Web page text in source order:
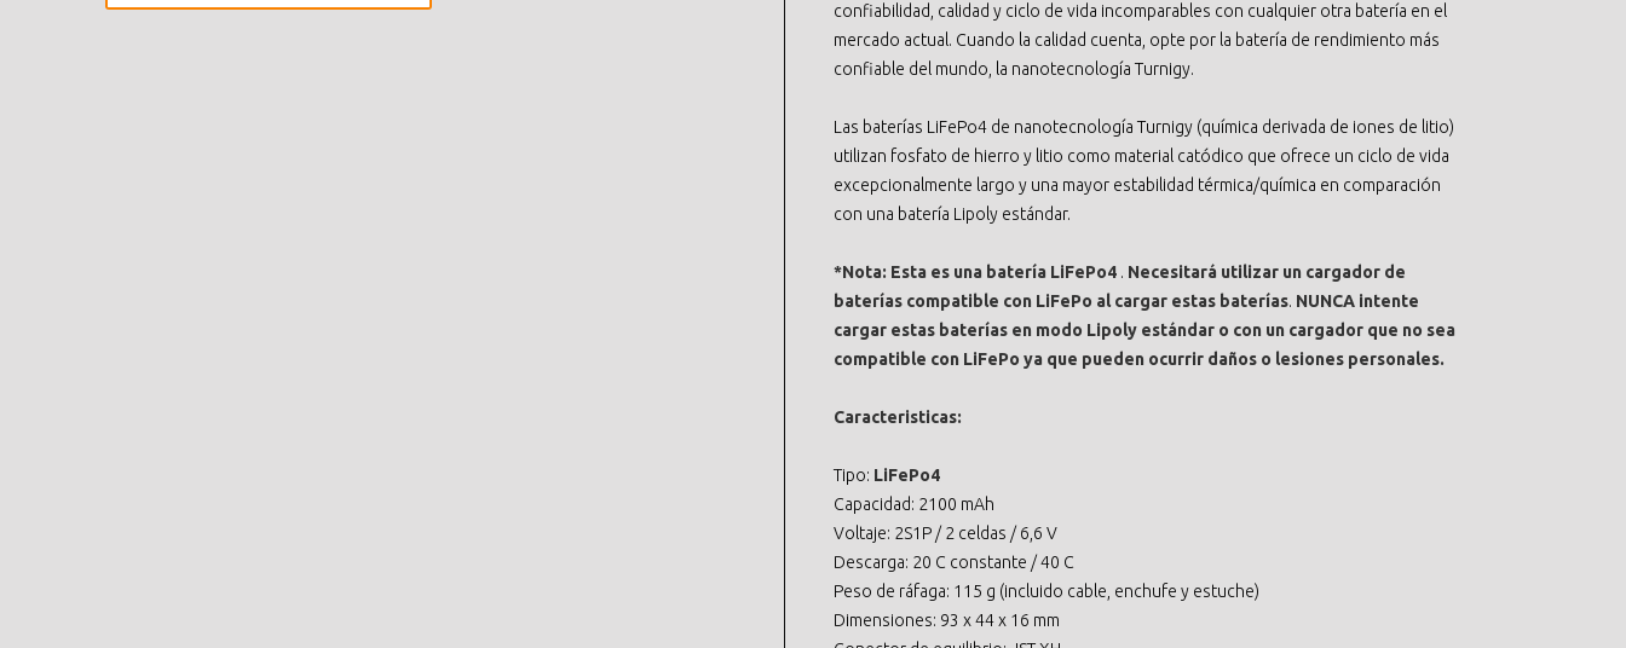
confiabilidad, calidad y ciclo de vida incomparables con cualquier otra batería en el
mercado actual. Cuando la calidad cuenta, opte por la batería de rendimiento más
confiable del mundo, la nanotecnología Turnigy.
Las baterías LiFePo4 de nanotecnología Turnigy (química derivada de iones de litio)
utilizan fosfato de hierro y litio como material catódico que ofrece un ciclo de vida
excepcionalmente largo y una mayor estabilidad térmica/química en comparación
con una batería Lipoly estándar.
*Nota: Esta es una batería LiFePo4 . Necesitará utilizar un cargador de
baterías compatible con LiFePo al cargar estas baterías. NUNCA intente
cargar estas baterías en modo Lipoly estándar o con un cargador que no sea
compatible con LiFePo ya que pueden ocurrir daños o lesiones personales.
Caracteristicas:
Tipo: LiFePo4
Capacidad: 2100 mAh
Voltaje: 2S1P / 2 celdas / 6,6 V
Descarga: 20 C constante / 40 C
Peso de ráfaga: 115 g (incluido cable, enchufe y estuche)
Dimensiones: 93 x 44 x 16 mm